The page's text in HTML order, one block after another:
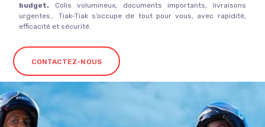
budget.
Colis volumineux, documents importants, livraisons
urgentes… Tiak-Tiak s’occupe de tout pour vous, avec rapidité,
efficacité et sécurité.
CONTACTEZ-NOUS